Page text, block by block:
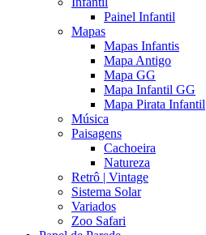
Painel Infantil
Mapas
Mapas Infantis
Mapa Antigo
Mapa GG
Mapa Infantil GG
Mapa Pirata Infantil
Música
Paisagens
Cachoeira
Natureza
Retrô | Vintage
Sistema Solar
Variados
Zoo Safari